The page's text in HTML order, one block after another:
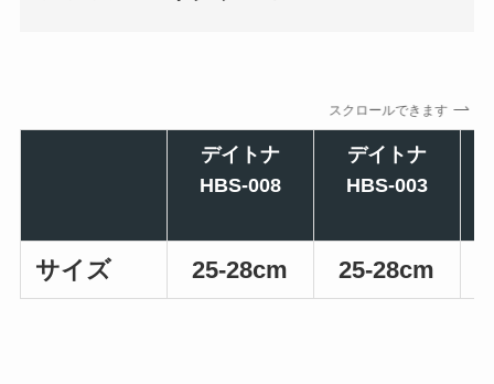
スクロールできます
デイトナ
HBS-008
デイトナ
HBS-003
サイズ 25-28cm 25-28cm